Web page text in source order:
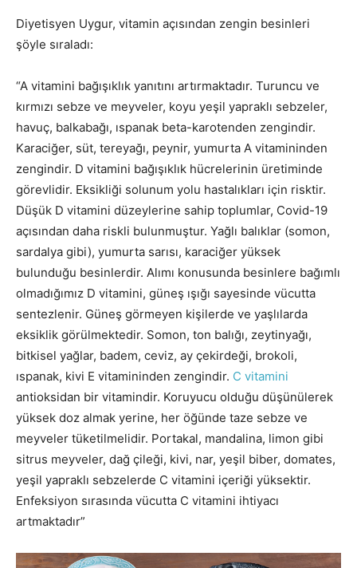
Diyetisyen Uygur, vitamin açısından zengin besinleri
şöyle sıraladı:
“A vitamini bağışıklık yanıtını artırmaktadır. Turuncu ve
kırmızı sebze ve meyveler, koyu yeşil yapraklı sebzeler,
havuç, balkabağı, ıspanak beta-karotenden zengindir.
Karaciğer, süt, tereyağı, peynir, yumurta A vitamininden
zengindir. D vitamini bağışıklık hücrelerinin üretiminde
görevlidir. Eksikliği solunum yolu hastalıkları için risktir.
Düşük D vitamini düzeylerine sahip toplumlar, Covid-19
açısından daha riskli bulunmuştur. Yağlı balıklar (somon,
sardalya gibi), yumurta sarısı, karaciğer yüksek
bulunduğu besinlerdir. Alımı konusunda besinlere bağımlı
olmadığımız D vitamini, güneş ışığı sayesinde vücutta
sentezlenir. Güneş görmeyen kişilerde ve yaşlılarda
eksiklik görülmektedir. Somon, ton balığı, zeytinyağı,
bitkisel yağlar, badem, ceviz, ay çekirdeği, brokoli,
ıspanak, kivi E vitamininden zengindir. C vitamini
antioksidan bir vitamindir. Koruyucu olduğu düşünülerek
yüksek doz almak yerine, her öğünde taze sebze ve
meyveler tüketilmelidir. Portakal, mandalina, limon gibi
sitrus meyveler, dağ çileği, kivi, nar, yeşil biber, domates,
yeşil yapraklı sebzelerde C vitamini içeriği yüksektir.
Enfeksiyon sırasında vücutta C vitamini ihtiyacı
artmaktadır”